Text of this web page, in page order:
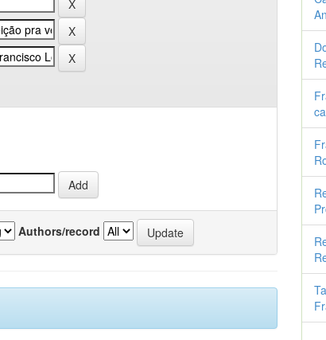
Authors/record